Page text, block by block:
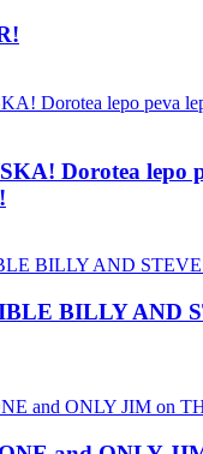
Dorotea lepo
BILLY AND